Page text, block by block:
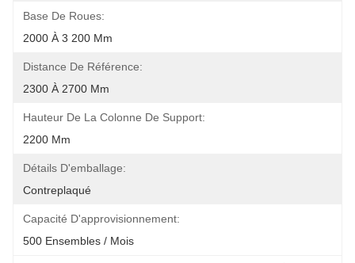
Base De Roues:
2000 À 3 200 Mm
Distance De Référence:
2300 À 2700 Mm
Hauteur De La Colonne De Support:
2200 Mm
Détails D'emballage:
Contreplaqué
Capacité D'approvisionnement:
500 Ensembles / Mois